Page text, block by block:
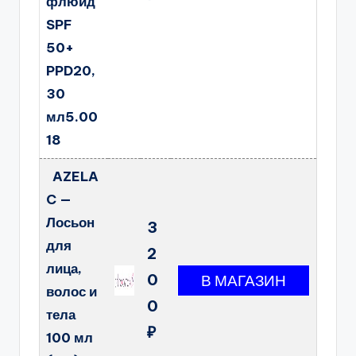
SPF
50+
PPD20,
30
мл5.00
18
AZELA
C —
Лосьон
для
лица,
волос и
тела
100 мл
3
2
0
0
₽